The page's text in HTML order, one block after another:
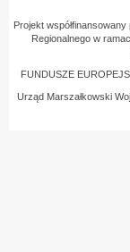
Projekt
Regionalnego w
FUNDUSZE
Urząd Marszałkowski